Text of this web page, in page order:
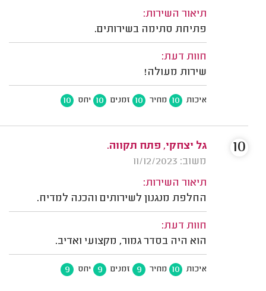
תיאור השירות:
פתיחת סתימה בשירותים.
חוות דעת:
שירות מעולה!
איכות 10 מחיר 10 זמנים 10 יחס 10
גל יצחקי, פתח תקווה.
משוב: 11/12/2023
תיאור השירות:
החלפת מנגנון לשירותים והכנה למדיח.
חוות דעת:
הוא היה בסדר גמור, מקצועי ואדיב.
איכות 10 מחיר 9 זמנים 9 יחס 9
10